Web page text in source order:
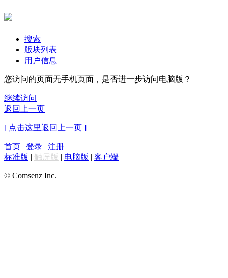
搜索
版块列表
用户信息
您访问的页面无手机页面，是否进一步访问电脑版？
继续访问
返回上一页
[ 点击这里返回上一页 ]
首页 | 登录 | 注册
标准版 | 触屏版 | 电脑版 | 客户端
© Comsenz Inc.